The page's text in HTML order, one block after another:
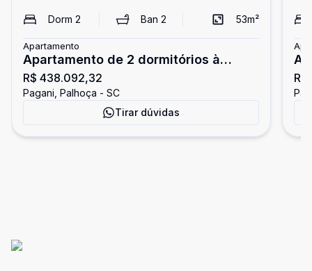
Dorm 2 Ban2 53m²
Apartamento
Apartamento de 2 dormitórios à
venda no Pagani
R$ 438.092,32
Pagani, Palhoça - SC
Tirar dúvidas
1